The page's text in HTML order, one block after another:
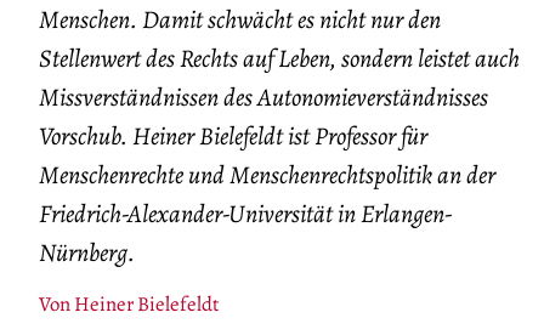
Menschen. Damit schwächt es nicht nur den
Stellenwert des Rechts auf Leben, sondern leistet auch
Missverständnissen des Autonomieverständnisses
Vorschub. Heiner Bielefeldt ist Professor für
Menschenrechte und Menschenrechtspolitik an der
Friedrich-Alexander-Universität in Erlangen-
Nürnberg.
VonHeiner Bielefeldt